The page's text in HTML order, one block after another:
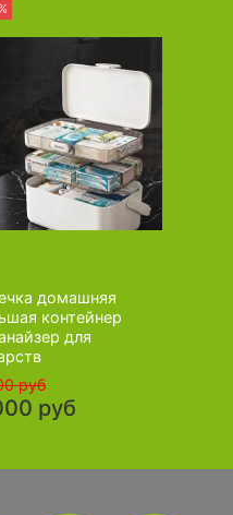
домашняя
контейнер
для
руб
руб